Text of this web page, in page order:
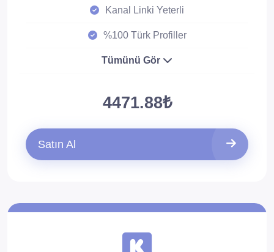
Kanal Linki Yeterli
%100 Türk Profiller
Tümünü Gör
4471.88₺
Satın Al